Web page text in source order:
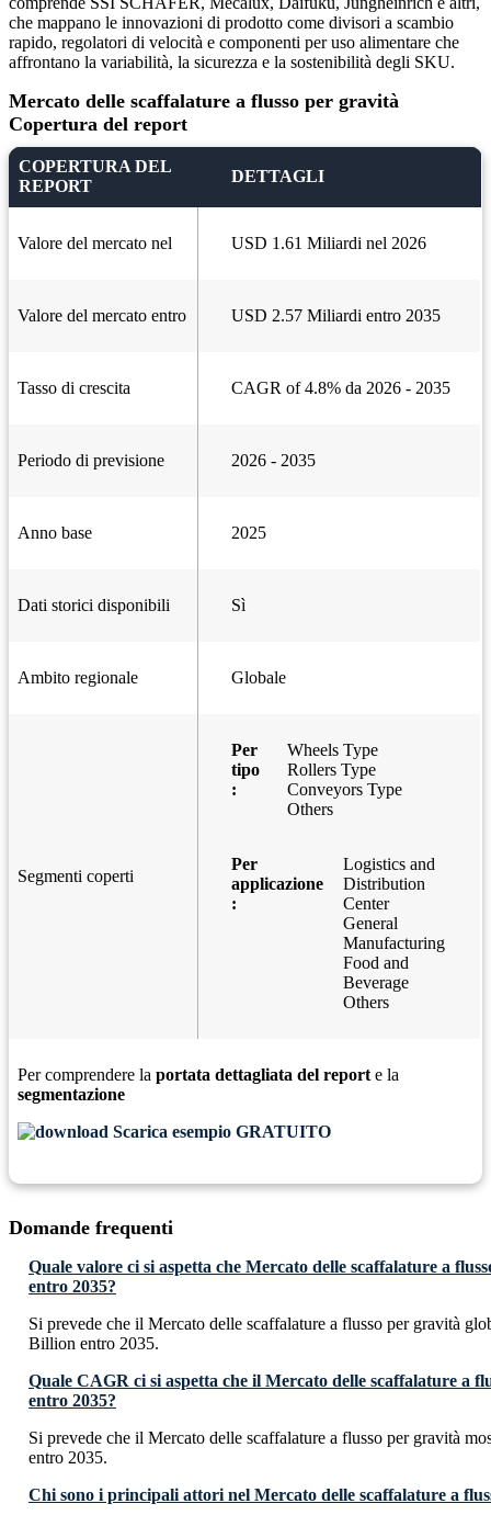
che mappano le innovazioni di prodotto come divisori a scambio
rapido, regolatori di velocità e componenti per uso alimentare che
affrontano la variabilità, la sicurezza e la sostenibilità degli SKU.
Mercato delle scaffalature a flusso per gravità
Copertura del report
COPERTURA DEL
REPORT
DETTAGLI
Valore del mercato nel USD 1.61 Miliardi nel 2026
Valore del mercato entro USD 2.57 Miliardi entro 2035
Tasso di crescita CAGR of 4.8% da 2026 - 2035
Periodo di previsione 2026 - 2035
Anno base 2025
Dati storici disponibili Sì
Ambito regionale Globale
Segmenti coperti
Per
tipo
:
Wheels Type
Rollers Type
Conveyors Type
Others
Per
applicazione
:
Logistics and
Distribution
Center
General
Manufacturing
Food and
Beverage
Others
Per comprendere la portata dettagliata del report e la
segmentazione
Scarica esempio GRATUITO
Domande frequenti
Quale valore ci si aspetta che Mercato delle scaffalature a
entro 2035?
Si prevede che il Mercato delle scaffalature a flusso per gravità
Billion entro 2035.
Quale CAGR ci si aspetta che il Mercato delle scaffalature a
entro 2035?
Si prevede che il Mercato delle scaffalature a flusso per gravità
entro 2035.
Chi sono i principali attori nel Mercato delle scaffalature a